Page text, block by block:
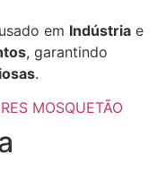
em Indústria e
, garantindo
.
MOSQUETÃO